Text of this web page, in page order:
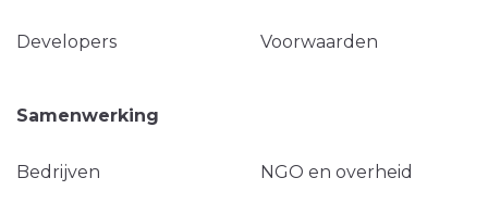
Developers Voorwaarden
Samenwerking
Bedrijven NGO en overheid